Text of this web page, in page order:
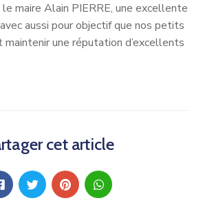
le maire Alain PIERRE, une excellente
aussi pour objectif que nos petits
maintenir une réputation d’excellents
cet article